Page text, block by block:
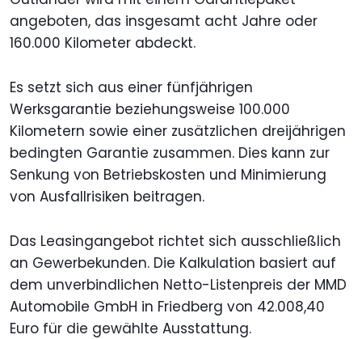
angeboten, das insgesamt acht Jahre oder
160.000 Kilometer abdeckt.
Es setzt sich aus einer fünfjährigen
Werksgarantie beziehungsweise 100.000
Kilometern sowie einer zusätzlichen dreijährigen
bedingten Garantie zusammen. Dies kann zur
Senkung von Betriebskosten und Minimierung
von Ausfallrisiken beitragen.
Das Leasingangebot richtet sich ausschließlich
an Gewerbekunden. Die Kalkulation basiert auf
dem unverbindlichen Netto-Listenpreis der MMD
Automobile GmbH in Friedberg von 42.008,40
Euro für die gewählte Ausstattung.